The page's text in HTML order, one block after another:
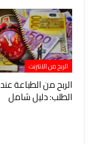
الربح من الانترنت
الربح من الطباعة عند
الطلب: دليل شامل